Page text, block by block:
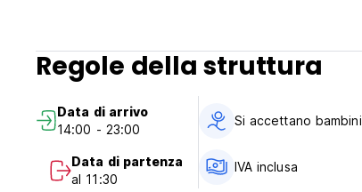
Regole della struttura
Data di arrivo
14:00 - 23:00
Data di partenza
al 11:30
Si accettano bambini
IVA inclusa